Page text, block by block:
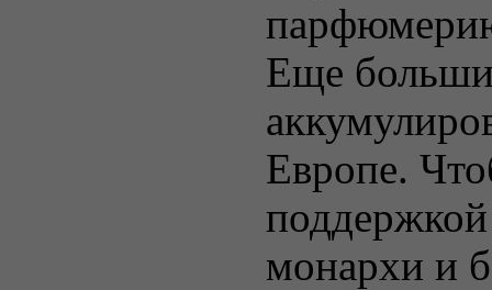
Еще
Европе.
монархи и